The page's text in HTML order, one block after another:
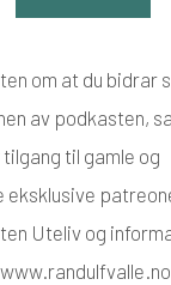
om at du bidrar
av podkasten,
til gamle og
eksklusive
Uteliv og